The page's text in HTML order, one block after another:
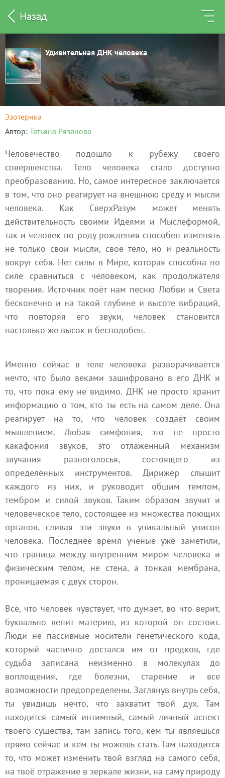
Назад
Удивительная ДНК человека
Эзотерика
Автор Татьяна Рязанова
Человечество подошло к рубежу своего
совершенства. Тело человека стало доступно
преобразованию. Но, самое интересное заключается
в том, что оно реагирует на внешнюю среду и мысли
человека. Как СверхРазум может менять
действительность своими Идеями и Мыслеформой,
так и человек по роду рождения способен изменять
не только свои мысли, своё тело, но и реальность
вокруг себя. Нет силы в Мире, которая способна по
силе сравниться с человеком, как продолжателя
творения. Источник поёт нам песню Любви и Света
бесконечно и на такой глубине и высоте вибраций,
что повторяя его звуки, человек становится
настолько же высок и бесподобен.
Именно сейчас в теле человека разворачивается
нечто, что было веками зашифровано в его ДНК и
то, что пока ему не видимо. ДНК не просто хранит
информацию о том, кто ты есть на самом деле. Она
реагирует на то, что человек создаёт своим
мышлением. Любая симфония, это не просто
какафония звуков, это отлаженный механизм
звучания разноголосья, состоящего из
определённых инструментов. Дирижёр слышит
каждого из них, и руководит общим темпом,
тембром и силой звуков. Таким образом звучит и
человеческое тело, состоящее из множества поющих
органов, сливая эти звуки в уникальный унисон
человека. Последнее время учёные уже заметили,
что граница между внутренним миром человека и
физическим телом, не стена, а тонкая мембрана,
проницаемая с двух сторон.
Всё, что человек чувствует, что думает, во что верит,
буквально лепит материю, из которой он состоит.
Люди не пассивные носители генетического кода,
который частично достался им от предков, где
судьба записана неизменно в молекулах до
воплощения, где болезни, старение и все
возможности предопределены. Заглянув внутрь себя,
ты увидишь нечто, что захватит твой дух. Там
находится самый интимный, самый личный аспект
твоего существа, там запись того, кем ты являешься
прямо сейчас и кем ты можешь стать. Там находится
то, что может изменить твой взгляд на самого себя,
на твоё отражение в зеркале жизни, на саму природу